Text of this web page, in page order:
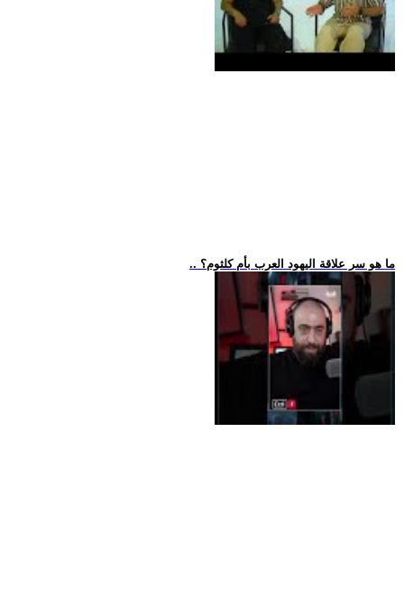
.. ما هو سر علاقة اليهود العرب بأم كلثوم؟